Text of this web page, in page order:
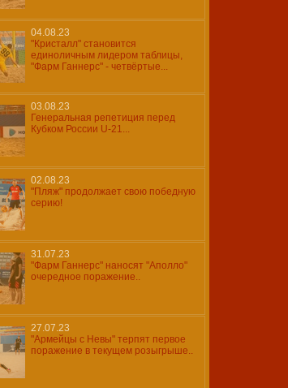
04.08.23
"Кристалл" становится
единоличным лидером таблицы,
"Фарм Ганнерс" - четвёртые...
03.08.23
Генеральная репетиция перед
Кубком России U-21...
02.08.23
"Пляж" продолжает свою победную
серию!
31.07.23
"Фарм Ганнерс" наносят "Аполло"
очередное поражение..
27.07.23
"Армейцы с Невы" терпят первое
поражение в текущем розыгрыше..